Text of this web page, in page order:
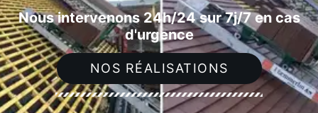
Nous intervenons 24h/24 sur 7j/7 en cas
d'urgence
NOS RÉALISATIONS